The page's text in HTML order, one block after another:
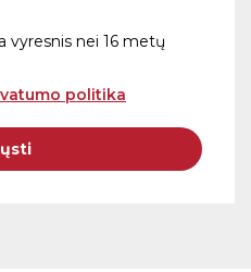
vyresnis nei 16 metų
politika